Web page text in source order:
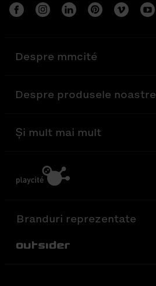
Despre mmcité
Despre produsele noastre
Și mult mai mult
Branduri reprezentate
Out-Sider